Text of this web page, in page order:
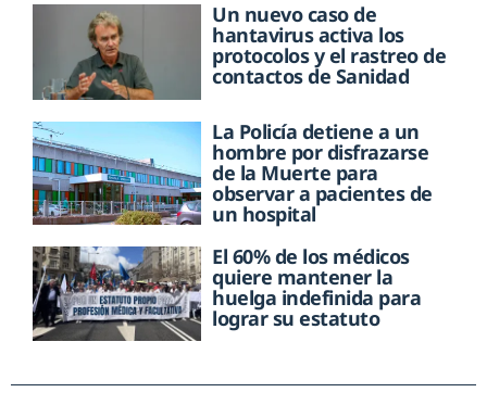
Un nuevo caso de
hantavirus activa los
protocolos y el rastreo de
contactos de Sanidad
La Policía detiene a un
hombre por disfrazarse
de la Muerte para
observar a pacientes de
un hospital
El 60% de los médicos
quiere mantener la
huelga indefinida para
lograr su estatuto